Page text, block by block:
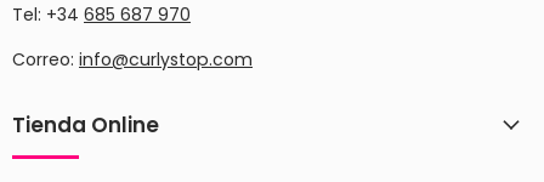
Tel: +34 685 687 970
Correo: info@curlystop.com
Tienda Online